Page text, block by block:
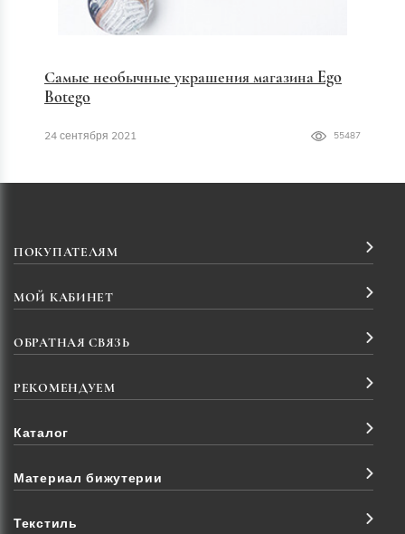
Самые необычные украшения магазина Ego
Botego
24 сентября 2021 55487
ПОКУПАТЕЛЯМ
МОЙ КАБИНЕТ
ОБРАТНАЯ СВЯЗЬ
РЕКОМЕНДУЕМ
Каталог
Материал бижутерии
Текстиль